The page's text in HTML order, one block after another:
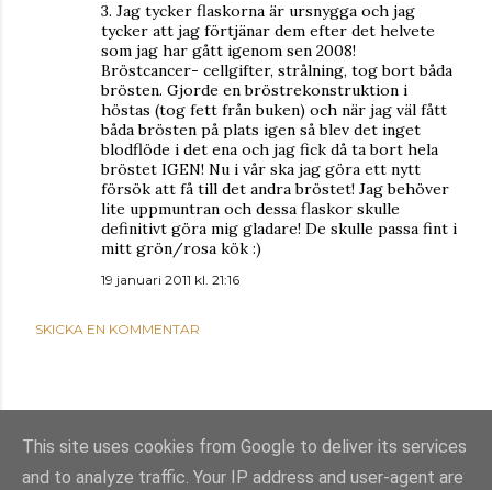
3. Jag tycker flaskorna är ursnygga och jag
tycker att jag förtjänar dem efter det helvete
som jag har gått igenom sen 2008!
Bröstcancer- cellgifter, strålning, tog bort båda
brösten. Gjorde en bröstrekonstruktion i
höstas (tog fett från buken) och när jag väl fått
båda brösten på plats igen så blev det inget
blodflöde i det ena och jag fick då ta bort hela
bröstet IGEN! Nu i vår ska jag göra ett nytt
försök att få till det andra bröstet! Jag behöver
lite uppmuntran och dessa flaskor skulle
definitivt göra mig gladare! De skulle passa fint i
mitt grön/rosa kök :)
19 januari 2011 kl. 21:16
SKICKA EN KOMMENTAR
This site uses cookies from Google to deliver its services
and to analyze traffic. Your IP address and user-agent are